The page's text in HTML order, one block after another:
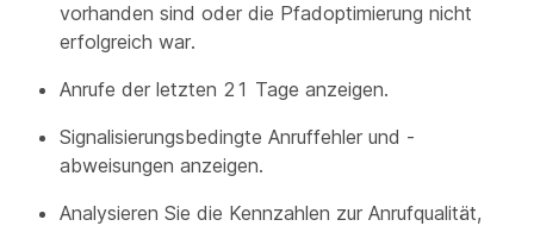
vorhanden sind oder die Pfadoptimierung nicht
erfolgreich war.
Anrufe der letzten 21 Tage anzeigen.
Signalisierungsbedingte Anruffehler und -
abweisungen anzeigen.
Analysieren Sie die Kennzahlen zur Anrufqualität,